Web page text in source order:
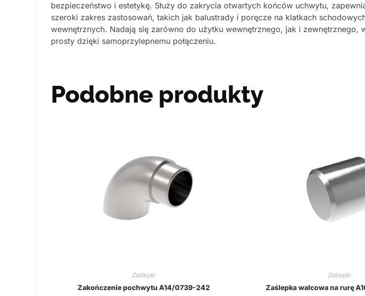
bezpieczeństwo i estetykę. Służy do zakrycia otwartych końców uchwytu,
szeroki zakres zastosowań, takich jak balustrady i poręcze na klatkach
wewnętrznych. Nadają się zarówno do użytku wewnętrznego, jak i zewnętrznego,
prosty dzięki samoprzylepnemu połączeniu.
Podobne produkty
Zaślepki
Zakończenie pochwytu A14/0739-242
Zaślepki
Zaślepka walcowa na rurę